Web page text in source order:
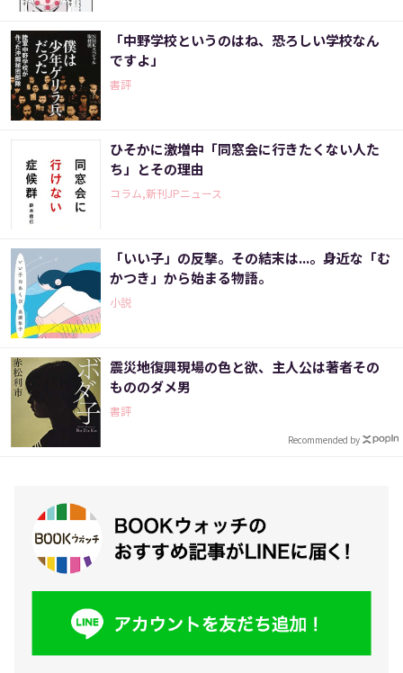
「中野学校というのはね、恐ろしい学校なん
ですよ」
書評
ひそかに激増中「同窓会に行きたくない人た
ち」とその理由
コラム,新刊JPニュース
「いい子」の反撃。その結末は...。身近な「む
かつき」から始まる物語。
小説
震災地復興現場の色と欲、主人公は著者その
もののダメ男
書評
Recommended by